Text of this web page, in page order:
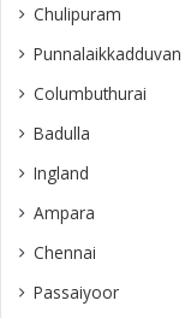
Chulipuram
Punnalaikkadduvan
Columbuthurai
Badulla
Ingland
Ampara
Chennai
Passaiyoor